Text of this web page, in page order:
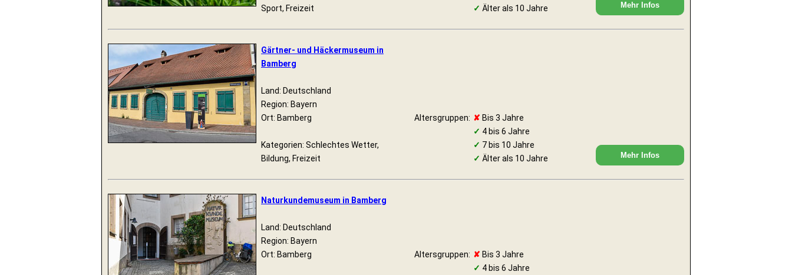
Sport, Freizeit
✓ Älter als 10 Jahre Mehr Infos
Gärtner- und Häckermuseum in
Bamberg
Land: Deutschland
Region: Bayern
Ort: Bamberg
Kategorien: Schlechtes Wetter,
Bildung, Freizeit
Altersgruppen: ✘ Bis 3 Jahre
✓ 4 bis 6 Jahre
✓ 7 bis 10 Jahre
✓ Älter als 10 Jahre Mehr Infos
Naturkundemuseum in Bamberg
Land: Deutschland
Region: Bayern
Ort: Bamberg
Altersgruppen: ✘ Bis 3 Jahre
✓ 4 bis 6 Jahre